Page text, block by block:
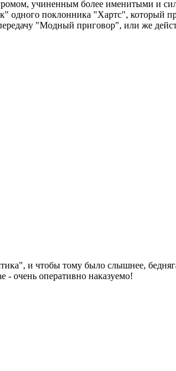
учиненным более именитыми и
поклонника "Хартс", который
"Модный приговор", или же
и чтобы тому было слышнее,
- очень оперативно наказуемо!